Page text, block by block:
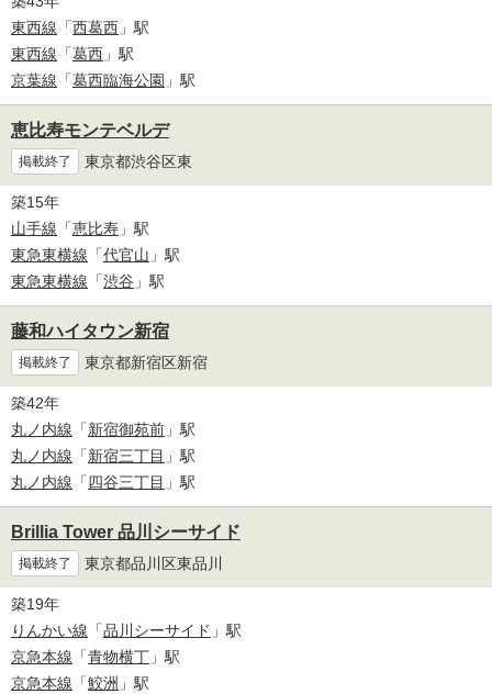
東西線 「西葛西 」駅
東西線 「葛西 」駅
京葉線 「葛西臨海公園 」駅
恵比寿モンテベルデ
掲載終了 東京都渋谷区東
築15年
山手線 「恵比寿 」駅
東急東横線 「代官山 」駅
東急東横線 「渋谷 」駅
藤和ハイタウン新宿
掲載終了 東京都新宿区新宿
築42年
丸ノ内線 「新宿御苑前 」駅
丸ノ内線 「新宿三丁目 」駅
丸ノ内線 「四谷三丁目 」駅
Brillia Tower 品川シーサイド
掲載終了 東京都品川区東品川
築19年
りんかい線 「品川シーサイド 」駅
京急本線 「青物横丁 」駅
京急本線 「鮫洲 」駅